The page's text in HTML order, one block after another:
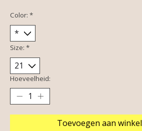
Color: *
Size: *
Hoeveelheid:
Toevoegen aan